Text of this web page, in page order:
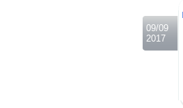
09/09
2017